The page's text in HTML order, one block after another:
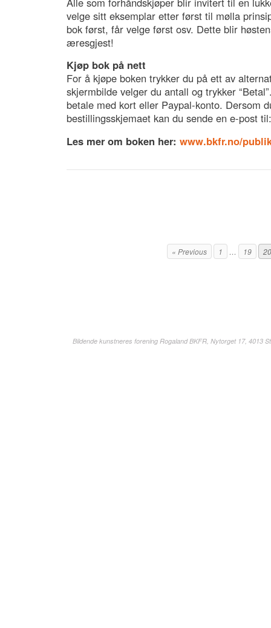
velge sitt eksemplar etter først til mølla
bok først, får velge først osv. Dette blir
æresgjest!
Kjøp bok på nett
For å kjøpe boken trykker du på ett av
skjermbilde velger du antall og trykker
betale med kort eller Paypal-konto. Dersom
bestillingsskjemaet kan du sende en e-post
Les mer om boken her: www.bkfr.no/
« Previous 1 … 19 20
Bildende kunstneres forening Rogaland BKFR, Nytorget 17, 4013